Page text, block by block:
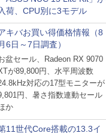
入荷、CPU別に3モデル
キバお買い得価格情報（8
月6日～7日調査）
盆セール、Radeon RX 9070
が89,800円、水平周波数
対応の17型モニターが
円、暑さ指数連動セール
か
11世代Core搭載の13.3イ